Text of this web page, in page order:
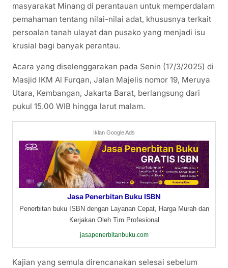
masyarakat Minang di perantauan untuk memperdalam
pemahaman tentang nilai-nilai adat, khususnya terkait
persoalan tanah ulayat dan pusako yang menjadi isu
krusial bagi banyak perantau.
Acara yang diselenggarakan pada Senin (17/3/2025) di
Masjid IKM Al Furqan, Jalan Majelis nomor 19, Meruya
Utara, Kembangan, Jakarta Barat, berlangsung dari
pukul 15.00 WIB hingga larut malam.
Iklan Google Ads
Jasa Penerbitan Buku ISBN
Penerbitan buku ISBN dengan Layanan Cepat, Harga Murah dan
Kerjakan Oleh Tim Profesional
jasapenerbitanbuku.com
Kajian yang semula direncanakan selesai sebelum